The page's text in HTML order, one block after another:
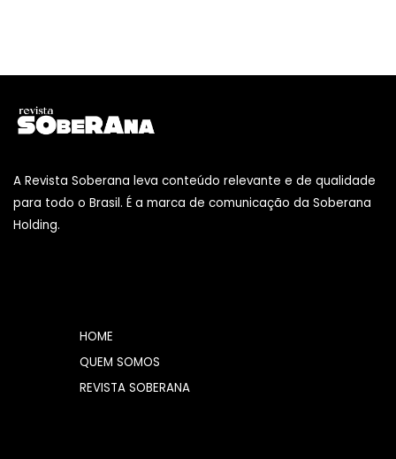
A Revista Soberana leva conteúdo relevante e de qualidade
para todo o Brasil. É a marca de comunicação da Soberana
Holding.
HOME
QUEM SOMOS
REVISTA SOBERANA